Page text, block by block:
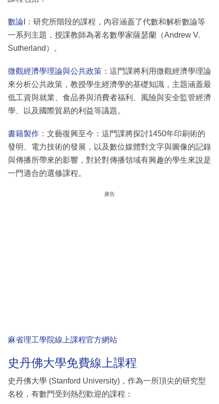
數論I
：研究所階段的課程，內容涵蓋了代數和解析數論等
一系列主題，授課教師為著名數學家薩瑟蘭（Andrew V.
Sutherland）。
微觀經濟學理論與公共政策 ：這門課將利用微觀經濟學理論
來分析公共政策，教授學生經濟學的基礎知識，主題涵蓋最
低工資與就業、食品券與消費者福利、風險與安全監管經濟
學、以及國際貿易的利益等議題。
書籍製作 ：文藝復興至今：這門課將探討1450年印刷術的
發明、電力技術的發展，以及數位媒體對文字與圖像的記錄
與傳播所帶來的影響，對於對傳播領域有興趣的學生來說是
一門適合的選修課程。
廣告
麻省理工學院線上課程官方網站
史丹佛大學免費線上課程
史丹佛大學 (Stanford University)，作為一所頂尖的研究型
名校，有數門受到熱烈歡迎的課程：